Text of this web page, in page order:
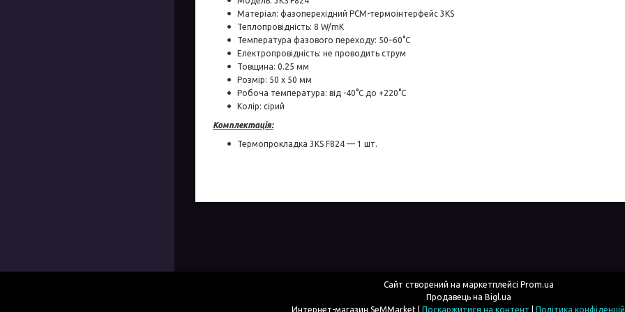
Матеріал: фазоперехідний PCM-термоінтерфейс 3KS
Теплопровідність: 8 W/mK
Температура фазового переходу: 50–60°C
Електропровідність: не проводить струм
Товщина: 0.25 мм
Розмір: 50 x 50 мм
Робоча температура: від -40°C до +220°C
Колір: сірий
Комплектація:
Термопрокладка 3KS F824 — 1 шт.
Сайт створений на маркетплейсі Prom.ua
Продавець на Bigl.ua
Поскаржитися на контент Політика